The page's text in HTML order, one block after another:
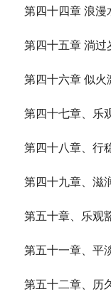
第四十四章 浪漫
第四十五章 淌过
第四十六章 似
第四十七章、乐
第四十八章、行
第四十九章、滋
第五十章、乐观
第五十一章、平
第五十二章、历